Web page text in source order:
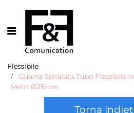
Open menu
Flessibile
Guaina Spiralata Tubo Flessibile
Metri Ø25mm
Torna